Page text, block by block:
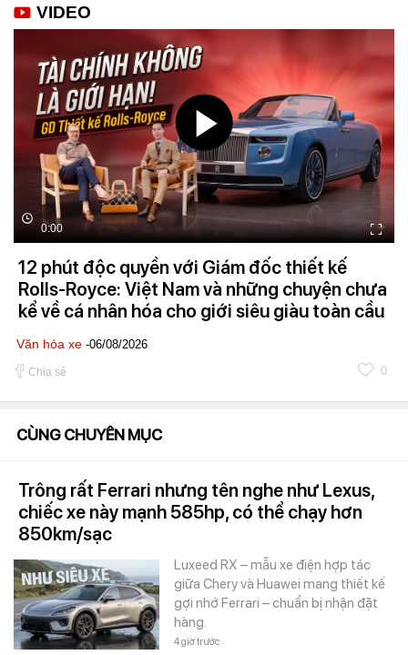
VIDEO
0:00
12 phút độc quyền với Giám đốc thiết kế
Rolls-Royce: Việt Nam và những chuyện chưa
kể về cá nhân hóa cho giới siêu giàu toàn cầu
Văn hóa xe -06/08/2026
Chia sẻ 0
CÙNG CHUYÊN MỤC
Trông rất Ferrari nhưng tên nghe như Lexus,
chiếc xe này mạnh 585hp, có thể chạy hơn
850km/sạc
Luxeed RX – mẫu xe điện hợp tác
giữa Chery và Huawei mang thiết kế
gợi nhớ Ferrari – chuẩn bị nhận đặt
hàng.
4 giờ trước